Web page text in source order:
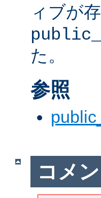
ィブが
た。
参照
コメ